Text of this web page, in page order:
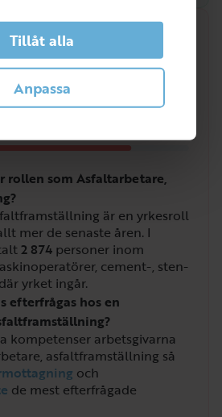
Tillåt alla
Anpassa
just nu
rollen som Asfaltarbetare,
är en yrkesroll
mer de senaste åren. I
2 874 personer inom
cement-, sten-
yrket ingår.
efterfrågas hos en
kompetenser arbetsgivarna
asfaltframställning så
och
de mest efterfrågade